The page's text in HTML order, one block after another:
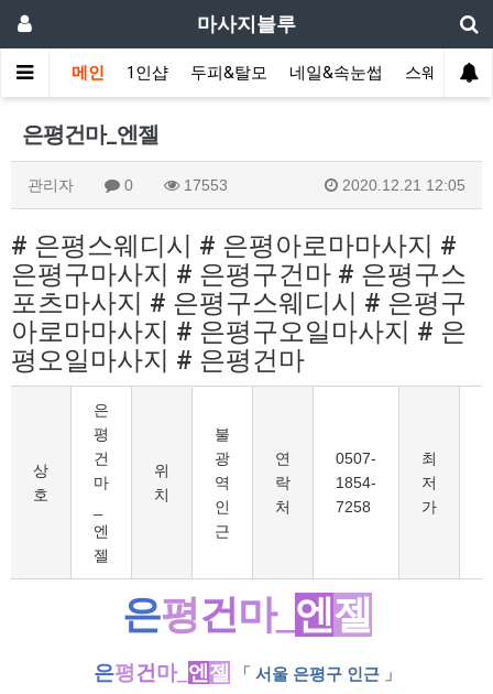
마사지블루
메인 1인샵 두피&탈모 네일&속눈썹 스웨디시(
은평건마_엔젤
관리자 0 17553 2020.12.21 12:05
# 은평스웨디시 # 은평아로마마사지 #
은평구마사지 # 은평구건마 # 은평구스
포츠마사지 # 은평구스웨디시 # 은평구
아로마마사지 # 은평구오일마사지 # 은
평오일마사지 # 은평건마
상
호
은
평
건
마
엔
젤
위
치
불
광
역
인
근
연
락
처
0507-
1854-
7258
최
저
가
은평건마_ 엔젤
은평건마_ 엔 젤 「 서울 은평구 인근」